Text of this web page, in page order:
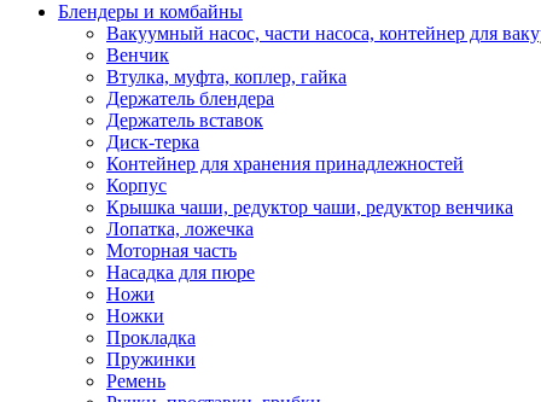
Блендеры и комбайны
Вакуумный насос, части насоса, контейнер для
Венчик
Втулка, муфта, коплер, гайка
Держатель блендера
Держатель вставок
Диск-терка
Контейнер для хранения принадлежностей
Корпус
Крышка чаши, редуктор чаши, редуктор венчика
Лопатка, ложечка
Моторная часть
Насадка для пюре
Ножи
Ножки
Прокладка
Пружинки
Ремень